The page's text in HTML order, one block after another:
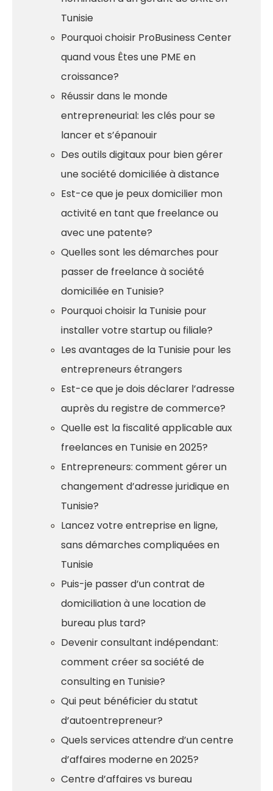
Tunisie
Pourquoi choisir ProBusiness Center
quand vous Êtes une PME en
croissance?
Réussir dans le monde
entrepreneurial: les clés pour se
lancer et s’épanouir
Des outils digitaux pour bien gérer
une société domiciliée à distance
Est-ce que je peux domicilier mon
activité en tant que freelance ou
avec une patente?
Quelles sont les démarches pour
passer de freelance à société
domiciliée en Tunisie?
Pourquoi choisir la Tunisie pour
installer votre startup ou filiale?
Les avantages de la Tunisie pour les
entrepreneurs étrangers
Est-ce que je dois déclarer l’adresse
auprès du registre de commerce?
Quelle est la fiscalité applicable aux
freelances en Tunisie en 2025?
Entrepreneurs: comment gérer un
changement d’adresse juridique en
Tunisie?
Lancez votre entreprise en ligne,
sans démarches compliquées en
Tunisie
Puis-je passer d’un contrat de
domiciliation à une location de
bureau plus tard?
Devenir consultant indépendant:
comment créer sa société de
consulting en Tunisie?
Qui peut bénéficier du statut
d’autoentrepreneur?
Quels services attendre d’un centre
d’affaires moderne en 2025?
Centre d’affaires vs bureau